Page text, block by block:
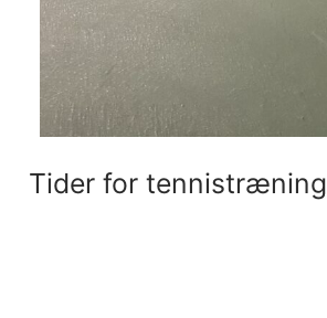
Tider for tennistræning